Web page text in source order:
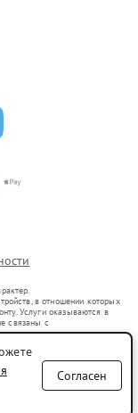
в отношении которых
Услуги оказываются в
связаны с
оборот в соответствии
услуг или введения
услугах по
определяемой
Согласен